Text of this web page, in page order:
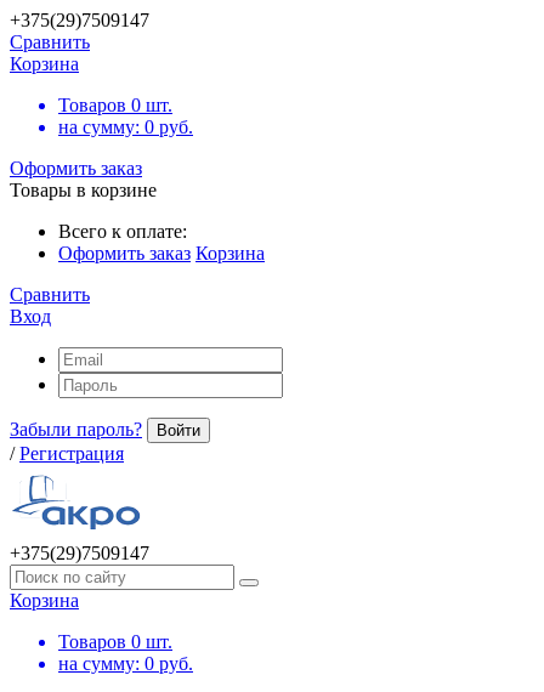
+375(29)7509147
Сравнить
Корзина
Товаров 0 шт.
на сумму: 0 руб.
Оформить заказ
Товары в корзине
Всего к оплате:
Оформить заказ Корзина
Сравнить
Вход
Забыли пароль? Войти
/ Регистрация
+375(29)7509147
Корзина
Товаров 0 шт.
на сумму: 0 руб.